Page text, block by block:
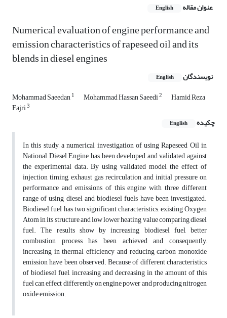
عنوان مقاله English
Numerical evaluation of engine performance and
emission characteristics of rapeseed oil and its
blends in diesel engines
نویسندگان English
Mohammad Saeedan1 Mohammad Hassan Saeedi2 Hamid Reza
Fajri3
چکیده English
In this study, a numerical investigation of using Rapeseed Oil in
National Diesel Engine has been developed and validated against
the experimental data. By using validated model, the effect of
injection timing, exhaust gas recirculation and initial pressure on
performance and emissions of this engine with three different
range of using diesel and biodiesel fuels have been investigated.
Biodiesel fuel has two significant characteristics, existing Oxygen
Atom in its structure and low lower heating value comparing diesel
fuel. The results show by increasing biodiesel fuel, better
combustion process has been achieved and consequently,
increasing in thermal efficiency and reducing carbon monoxide
emission have been observed. Because of different characteristics
of biodiesel fuel, increasing and decreasing in the amount of this
fuel can effect differently on engine power and producing nitrogen
oxide emission.